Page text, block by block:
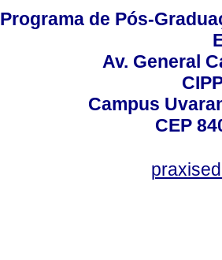
Programa de Pós-
Av. General
Campus
CEP